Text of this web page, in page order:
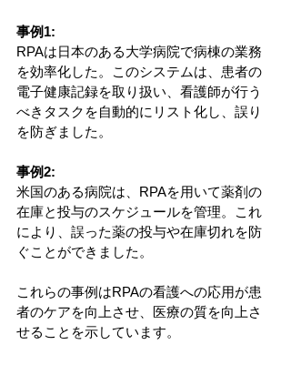
事例1:
RPAは日本のある大学病院で病棟の業務
を効率化した。このシステムは、患者の
電子健康記録を取り扱い、看護師が行う
べきタスクを自動的にリスト化し、誤り
を防ぎました。
事例2:
米国のある病院は、RPAを用いて薬剤の
在庫と投与のスケジュールを管理。これ
により、誤った薬の投与や在庫切れを防
ぐことができました。
これらの事例はRPAの看護への応用が患
者のケアを向上させ、医療の質を向上さ
せることを示しています。